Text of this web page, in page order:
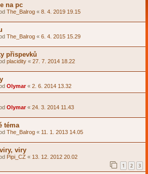
na pc
The_Balrog « 8. 4. 2019 19.15
The_Balrog « 6. 4. 2015 15.29
přispevků
placidity « 27. 7. 2014 18.22
Olymar« 2. 6. 2014 13.32
Olymar« 24. 3. 2014 11.43
téma
The_Balrog « 11. 1. 2013 14.05
viry
Pipi_CZ « 13. 12. 2012 20.02
1 2 3